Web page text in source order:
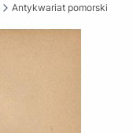
Antykwariat pomorski